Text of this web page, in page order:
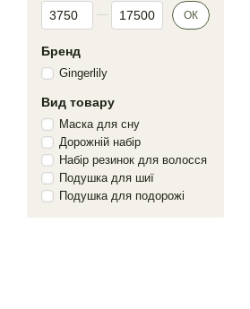
Від Ціна, грн
До Ціна, грн ОК
Бренд
Gingerlily
Вид товару
Маска для сну
Дорожній набір
Набір резинок для волосся
Подушка для шиї
Подушка для подорожі